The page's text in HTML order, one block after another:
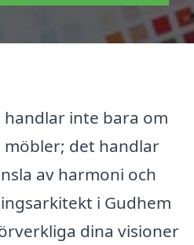
inte bara om
det handlar
av harmoni och
i Gudhem
dina visioner